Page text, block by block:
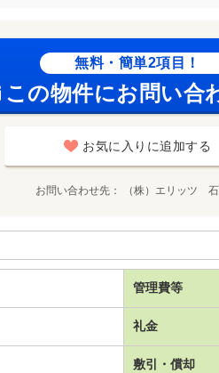
無料・簡単2項目！
この物件にお問い合
お気に入りに追加する
お問い合わせ先 （株）エリッツ
管理費等
礼金
敷引・償却